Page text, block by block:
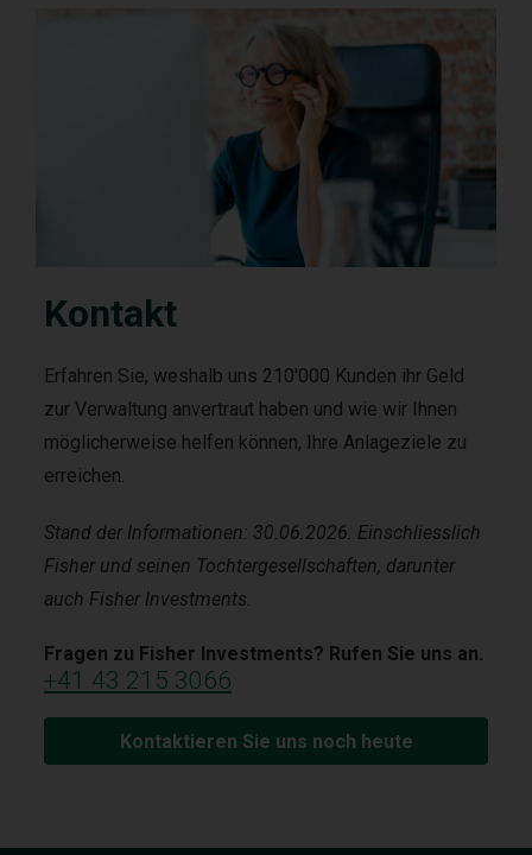
Kontakt
Erfahren Sie, weshalb uns 210'000 Kunden ihr Geld
zur Verwaltung anvertraut haben und wie wir Ihnen
möglicherweise helfen können, Ihre Anlageziele zu
erreichen.
Stand der Informationen: 30.06.2026. Einschliesslich
Fisher und seinen Tochtergesellschaften, darunter
auch Fisher Investments.
Fragen zu Fisher Investments? Rufen Sie uns an.
+41 43 215 3066
Kontaktieren Sie uns noch heute